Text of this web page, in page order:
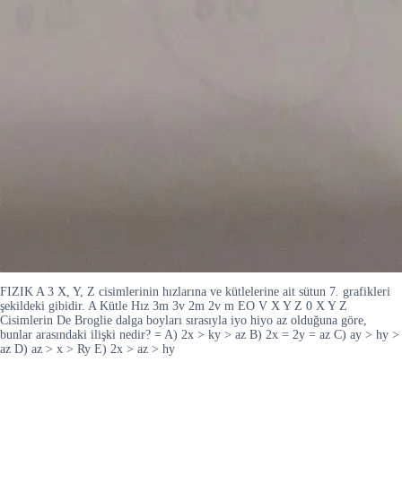
FIZIK A 3 X, Y, Z cisimlerinin hızlarına ve kütlelerine ait sütun 7. grafikleri
şekildeki gibidir. A Kütle Hız 3m 3v 2m 2v m EO V X Y Z 0 X Y Z
Cisimlerin De Broglie dalga boyları sırasıyla iyo hiyo az olduğuna göre,
bunlar arasındaki ilişki nedir? = A) 2x > ky > az B) 2x = 2y = az C) ay > hy >
az D) az > x > Ry E) 2x > az > hy